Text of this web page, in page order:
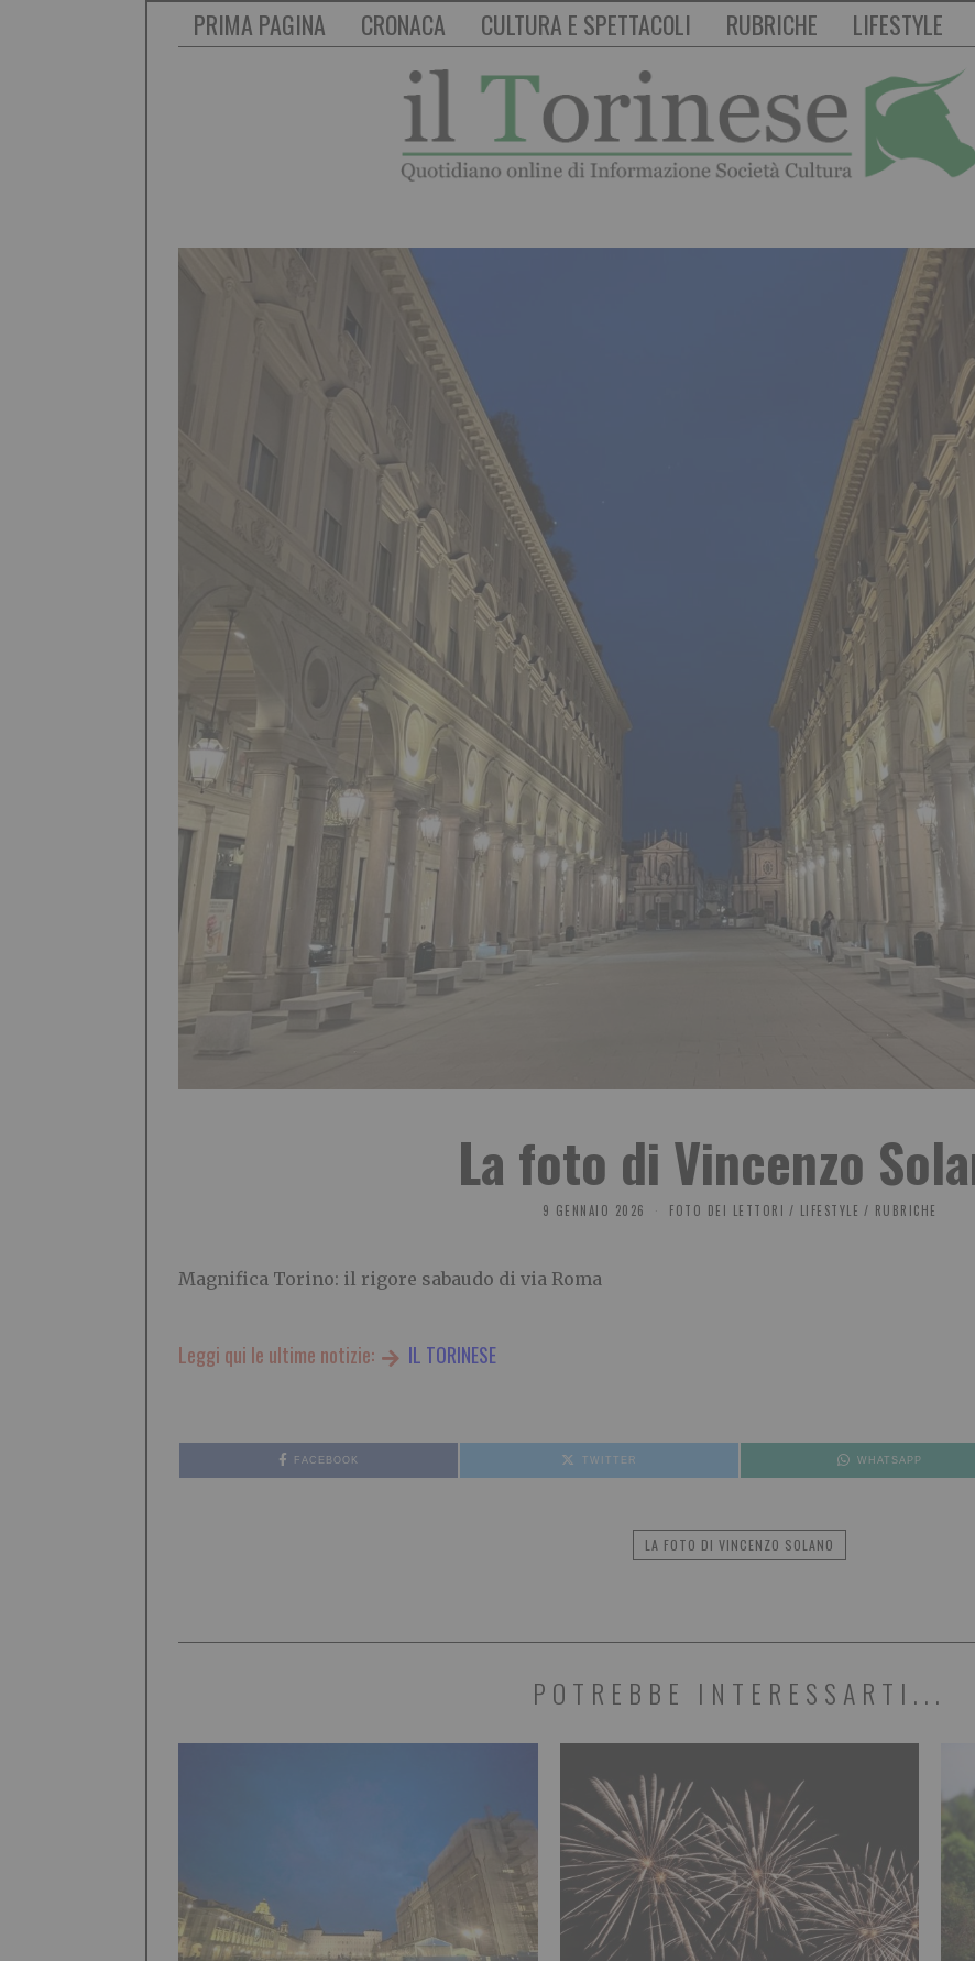
PRIMA PAGINA CRONACA CULTURA E SPETTACOLI RUBRICHE LIFESTYLE
La foto di Vincenzo
9 GENNAIO 2026 FOTO DEI LETTORI / LIFESTYLE / RUBRICHE
Magnifica Torino: il rigore sabaudo di via Roma
Leggi qui le ultime notizie: IL TORINESE
FACEBOOK TWITTER WHATSAPP
LA FOTO DI VINCENZO SOLANO
POTREBBE INTERESSARTI...